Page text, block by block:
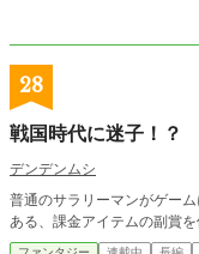
28
戦国時代に迷子！？
デンデンムシ
普通のサラリーマンがゲー
ある、課金アイテムの副賞